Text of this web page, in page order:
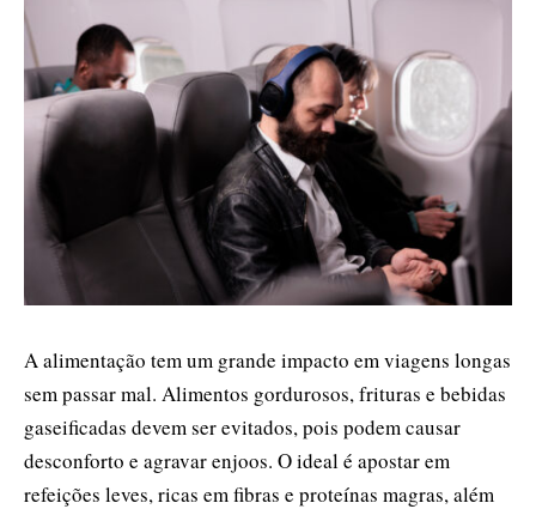
A alimentação tem um grande impacto em viagens longas
sem passar mal. Alimentos gordurosos, frituras e bebidas
gaseificadas devem ser evitados, pois podem causar
desconforto e agravar enjoos. O ideal é apostar em
refeições leves, ricas em fibras e proteínas magras, além